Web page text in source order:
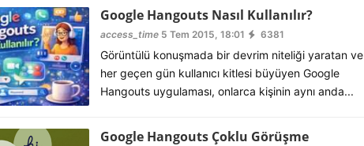
Google Hangouts Nasıl Kullanılır?
access_time 5 Tem 2015, 18:01 6381
Görüntülü konuşmada bir devrim niteliği yaratan ve
her geçen gün kullanıcı kitlesi büyüyen Google
Hangouts uygulaması, onlarca kişinin aynı anda...
Google Hangouts Çoklu Görüşme